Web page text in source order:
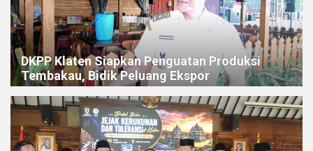
DKPP Klaten Siapkan Penguatan Produksi
Tembakau, Bidik Peluang Ekspor